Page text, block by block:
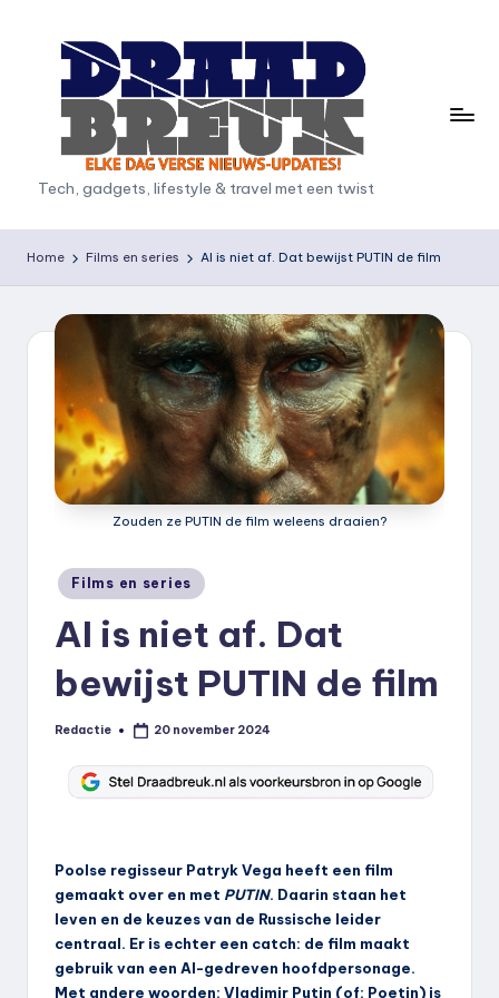
D
r
a
d
b
Tech, gadgets, lifestyle & travel met een twist
Home Films en series AI is niet af. Dat bewijst PUTIN de film
Zouden ze PUTIN de film weleens draaien?
Geplaatst
in
Films en series
AI is niet af. Dat
bewijst PUTIN de film
Geplaatst
Redactie 20 november 2024
Poolse regisseur Patryk Vega heeft een film
gemaakt over en met PUTIN. Daarin staan het
leven en de keuzes van de Russische leider
centraal. Er is echter een catch: de film maakt
gebruik van een AI-gedreven hoofdpersonage.
Met andere woorden: Vladimir Putin (of: Poetin) is